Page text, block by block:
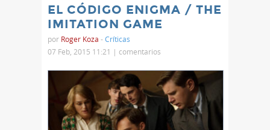
EL CÓDIGO ENIGMA / THE
IMITATION GAME
por Roger Koza -Críticas
07 Feb, 2015 11:21 | comentarios